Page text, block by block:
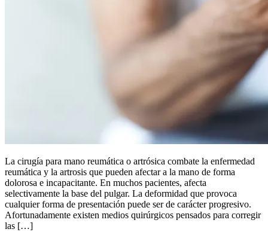
La cirugía para mano reumática o artrósica combate la enfermedad
reumática y la artrosis que pueden afectar a la mano de forma
dolorosa e incapacitante. En muchos pacientes, afecta
selectivamente la base del pulgar. La deformidad que provoca
cualquier forma de presentación puede ser de carácter progresivo.
Afortunadamente existen medios quirúrgicos pensados para corregir
las […]